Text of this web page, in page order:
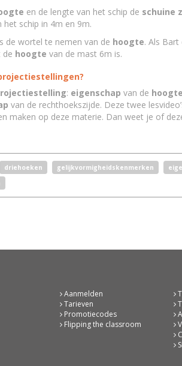
en de lengte van het schip de schuine
schip in 4m en 9m.
de wortel te nemen van de hoogte. Als
de hoogte van de mast 6m is.
: eigenschap van de hoogte
van de rechthoekszijde. Deze twee
maken op deze materie. Dan weet je of
driehoeken gelijkvormigheidskenmerken
Aanmelden
Tarieven
Promotiecodes
Flipping the classroom